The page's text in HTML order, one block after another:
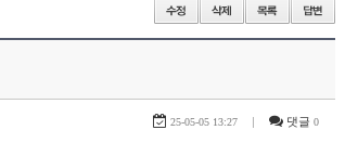
25-05-05 13:27 | 댓글 0